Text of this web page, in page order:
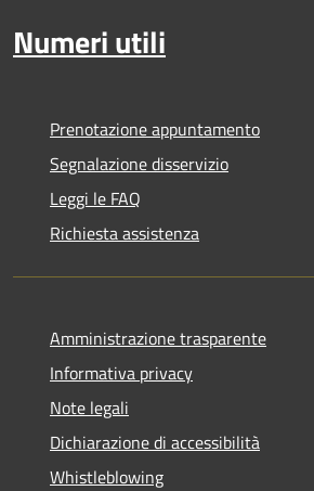
Numeri utili
Prenotazione appuntamento
Segnalazione disservizio
Leggi le FAQ
Richiesta assistenza
Amministrazione trasparente
Informativa privacy
Note legali
Dichiarazione di accessibilità
Whistleblowing